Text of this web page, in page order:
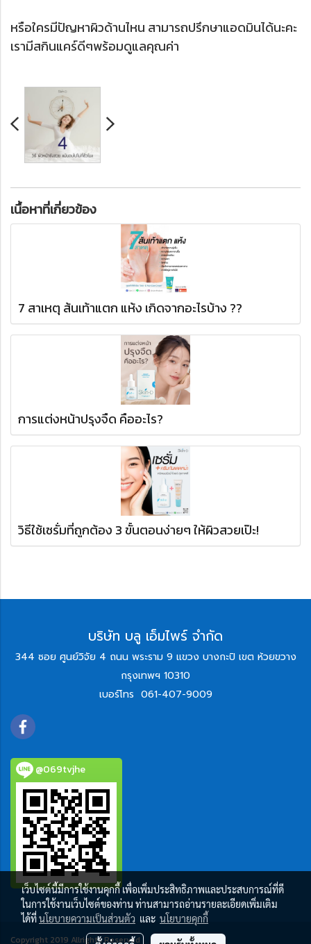
หรือใครมีปัญหาผิวด้านไหน สามารถปรึกษาแอดมินได้นะคะ
เรามีสกินแคร์ดีๆพร้อมดูแลคุณค่า
เนื้อหาที่เกี่ยวข้อง
7 สาเหตุ ส้นเท้าแตก แห้ง เกิดจากอะไรบ้าง ??
การแต่งหน้าปรุงจืด คืออะไร?
วิธีใช้เซรั่มที่ถูกต้อง 3 ขั้นตอนง่ายๆ ให้ผิวสวยเป๊ะ!
บริษัท บลู เอ็มไพร์ จำกัด
344 ซอย ศูนย์วิจัย 4 ถนน พระราม 9 แขวง บางกะปิ เขต ห้วยขวาง
กรุงเทพฯ 10310
เบอร์โทร 061-407-9009
@069tvjhe
Copyright 2019 Allrights Reserved
เว็บไซต์นี้มีการใช้งานคุกกี้ เพื่อเพิ่มประสิทธิภาพและประสบการณ์ที่ดี
ในการใช้งานเว็บไซต์ของท่าน ท่านสามารถอ่านรายละเอียดเพิ่มเติม
ได้ที่นโยบายความเป็นส่วนตัว และ นโยบายคุกกี้